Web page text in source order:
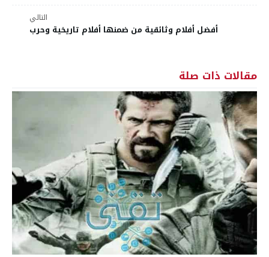
التالي
أفضل أفلام وثائقية من ضمنها أفلام تاريخية وحرب
مقالات ذات صلة